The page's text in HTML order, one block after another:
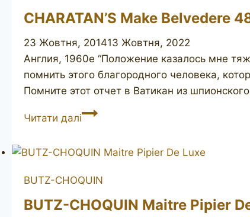
CHARATAN’S Make Belvedere
23 Жовтня, 201413 Жовтня, 2022
Англия, 1960е “Положение казалось мне
помнить этого благородного человека,
Помните этот отчет в Ватикан из
Читати даліCHARATAN’S
483DC
BUTZ-CHOQUIN
BUTZ-CHOQUIN Maitre Pipier